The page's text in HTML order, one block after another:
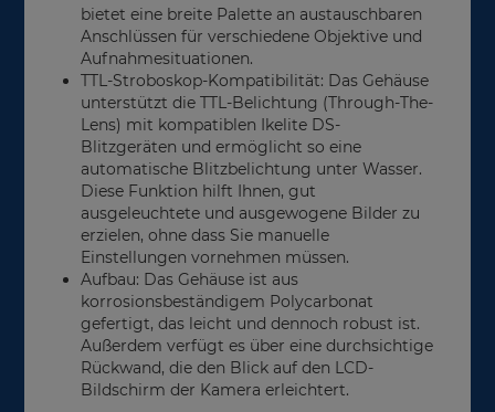
bietet eine breite Palette an austauschbaren
Anschlüssen für verschiedene Objektive und
Aufnahmesituationen.
TTL-Stroboskop-Kompatibilität: Das Gehäuse
unterstützt die TTL-Belichtung (Through-The-
Lens) mit kompatiblen Ikelite DS-
Blitzgeräten und ermöglicht so eine
automatische Blitzbelichtung unter Wasser.
Diese Funktion hilft Ihnen, gut
ausgeleuchtete und ausgewogene Bilder zu
erzielen, ohne dass Sie manuelle
Einstellungen vornehmen müssen.
Aufbau: Das Gehäuse ist aus
korrosionsbeständigem Polycarbonat
gefertigt, das leicht und dennoch robust ist.
Außerdem verfügt es über eine durchsichtige
Rückwand, die den Blick auf den LCD-
Bildschirm der Kamera erleichtert.